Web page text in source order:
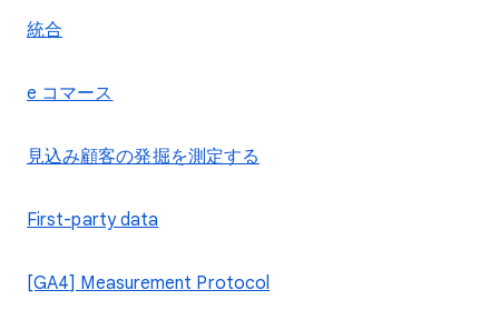
統合
e コマース
見込み顧客の発掘を測定する
First-party data
[GA4] Measurement Protocol